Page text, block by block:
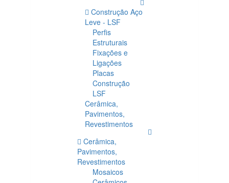
Construção Aço
Leve - LSF
Perfis
Estruturais
Fixações e
Ligações
Placas
Construção
LSF
Cerâmica,
Pavimentos,
Revestimentos
Cerâmica,
Pavimentos,
Revestimentos
Mosaicos